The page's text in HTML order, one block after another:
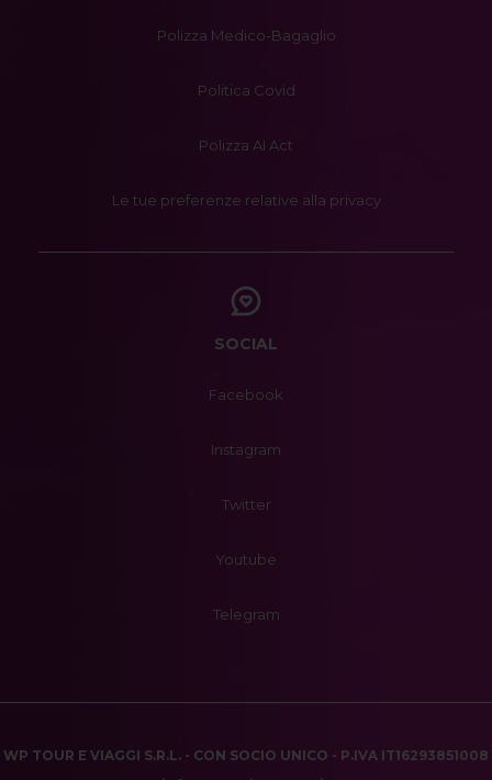
Polizza Medico-Bagaglio
Politica Covid
Polizza AI Act
Le tue preferenze relative alla privacy
SOCIAL
Facebook
Instagram
Twitter
Youtube
Telegram
WP TOUR E VIAGGI S.R.L. - CON SOCIO UNICO - P.IVA IT16293851008